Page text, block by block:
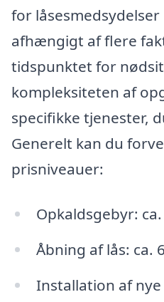
for
afhængigt af flere
tidspunktet for
kompleksiteten af
specifikke tjenester,
Generelt kan du
prisniveauer:
Opkaldsgebyr:
Åbning af lås: ca.
Installation af nye